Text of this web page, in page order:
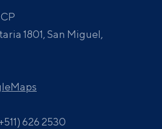
1801, San Miguel,
626 2530